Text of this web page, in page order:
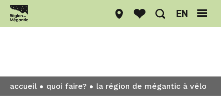
EN
accueil quoi faire? la région de mégantic à vélo